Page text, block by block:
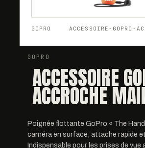
GOPRO ACCESSOIRE-GOPRO-
GOPRO
ACCESSOIRE
ACCROCHE
Poignée flottante GoPro « The
caméra en surface, attache rapide
Indispensable pour les prises de vue